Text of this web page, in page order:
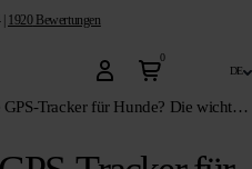
| 1920 Bewertungen
0
de
Was ist der beste GPS-Tracker für Hunde? Die wichtigsten Funktionen im Überblick